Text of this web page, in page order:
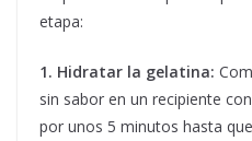
etapa:
1. Hidratar la gelatina:
sin sabor en un recipiente
por unos 5 minutos hasta